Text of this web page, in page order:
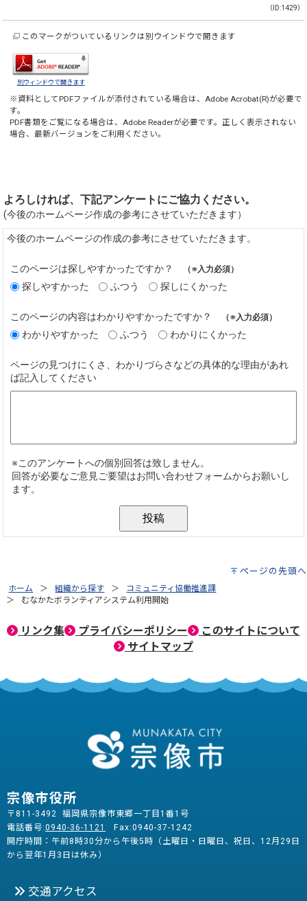
（ID:1429）
このマークがついているリンクは別ウインドウで開きます
別ウィンドウで開きます
※資料としてPDFファイルが添付されている場合は、 Adobe Acrobat(R)が必要で
す。
PDF書類をご覧になる場合は、 Adobe Readerが必要です。正しく表示されない
場合、最新バージョンをご利用ください。
ページの先頭へ
ホーム 組織から探す
コミュニティ協働推進課
むなかたボランティアシステム利用開始
リンク集 プライバシーポリシー
このサイトについて
サイトマップ
宗像市役所
〒811-3492 福岡県宗像市東郷一丁目1番1号
電話番号:0940-36-1121
Fax:0940-37-1242
開庁時間：午前8時30分から午後5時（土曜日・日曜日、祝日、12月29日
から翌年1月3日は休み）
交通アクセス